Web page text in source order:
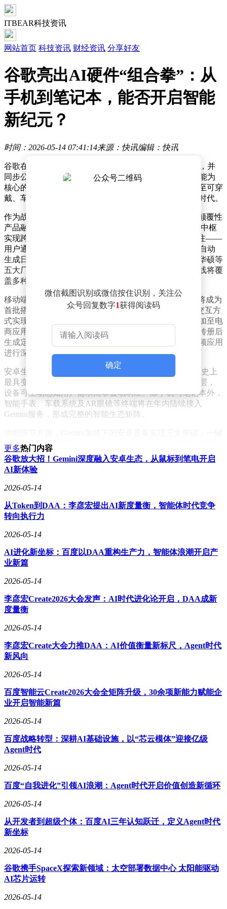
ITBEAR科技资讯
网站首页 科技资讯 财经资讯 分享好友
谷歌亮出AI硬件“组合拳”：从
手机到笔记本，能否开启智能
新纪元？
时间：2026-05-14 07:41:14来源：快讯编辑：快讯
谷歌在年度I/O大会前夕宣布推出Gemini Intelligence功能，并
同步公布了AI硬件生态的全面布局计划。这项以人工智能为
核心的技术革新将率先应用于移动设备，随后逐步扩展至可穿
戴、车载及办公场景，标志着安卓系统正式迈入智能体时代。
作为战略核心的Googlebook笔记本电脑成为焦点。这款颠覆性
产品融合安卓与ChromeOS系统，以Gemini Intelligence为中枢
实现跨设备协同。其创新设计的"智能光标"功能引发关注——
用户通过晃动光标即可触发AI交互，例如指向邮件日期自动
生成日程，或选择图片进行智能合成。谷歌已与宏碁、华硕等
五大厂商达成合作，首批设备预计今年秋季面世，产品线将覆
盖多种形态与尺寸规格。
移动端布局同样激进。三星Galaxy与谷歌Pixel系列手机将成为
首批搭载Gemini Intelligence的设备，通过电源键长按等交互方
式实现自动化操作。具体场景包括：将购物清单自动添加至电
商应用、从邮件提取课程信息并购买教材、拍摄旅游宣传册后
生成定制行程等。团队耗时数月针对外卖、网约车等高频应用
进行深度优化，确保多步骤任务的无缝衔接。
安卓生态系统负责人萨米尔·萨马特强调，这是安卓系统史上
最具变革性的升级。通过将AI能力深度植入操作系统底层，
设备可主动感知用户需求而非被动响应。除手机与笔记本外，
智能手表、车载系统及AR眼镜等终端将在年内陆续接入
Gemini服务，形成完整的智能生态矩阵。
表单填充可自动识别复杂文本框；Rambler语音转写功能可智
能过滤语气词与中断；网页助手支持多源信息智能比对。这些
能力将首先在旗舰机型落地，随后向中低端设备普及。
行业观察人士指出，谷歌正通过软硬件深度整合构建AI时代
Chromebook的差异化价值，移动端自动化功能则面临用户隐
私疑虑。部分网友担忧设备性能能否支撑持续运行的AI模
随着苹果Apple Intelligence的同步推进，两大科技巨头的操作
系统之争将进入白热化阶段。
微信截图识别或微信按住识别，关注公
众号回复数字1获得阅读码
确定
更多热门内容
谷歌放大招！Gemini深度融入安卓生态，从鼠标到笔电开启
AI新体验
2026-05-14
从Token到DAA：李彦宏提出AI新度量衡，智能体时代竞争
转向执行力
2026-05-14
AI进化新坐标：百度以DAA重构生产力，智能体浪潮开启产
业新篇
2026-05-14
李彦宏Create2026大会发声：AI时代进化论开启，DAA成新
度量衡
2026-05-14
李彦宏Create大会力推DAA：AI价值衡量新标尺，Agent时代
新风向
2026-05-14
百度智能云Create2026大会全矩阵升级，30余项新能力赋能企
业开启智能新篇
2026-05-14
百度战略转型：深耕AI基础设施，以“芯云模体”迎接亿级
Agent时代
2026-05-14
百度“自我进化”引领AI浪潮：Agent时代开启价值创造新循环
2026-05-14
从开发者到超级个体：百度AI三年认知跃迁，定义Agent时代
新坐标
2026-05-14
谷歌携手SpaceX探索新领域：太空部署数据中心 太阳能驱动
AI芯片运转
2026-05-14